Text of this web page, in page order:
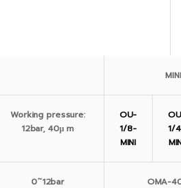
Working pressure:
12bar, 40μ m
OU-
1/8-
MINI
1/
0˜12bar OMA-